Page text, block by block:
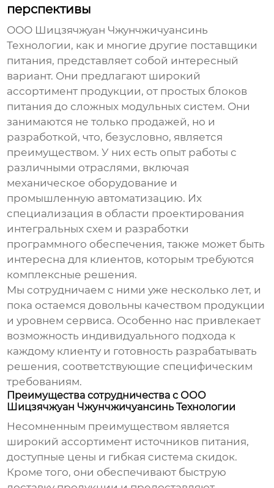
перспективы
ООО Шицзячжуан Чжунчжичуансинь
Технологии, как и многие другие поставщики
питания, представляет собой интересный
вариант. Они предлагают широкий
ассортимент продукции, от простых блоков
питания до сложных модульных систем. Они
занимаются не только продажей, но и
разработкой, что, безусловно, является
преимуществом. У них есть опыт работы с
различными отраслями, включая
механическое оборудование и
промышленную автоматизацию. Их
специализация в области проектирования
интегральных схем и разработки
программного обеспечения, также может быть
интересна для клиентов, которым требуются
комплексные решения.
Мы сотрудничаем с ними уже несколько лет, и
пока остаемся довольны качеством продукции
и уровнем сервиса. Особенно нас привлекает
возможность индивидуального подхода к
каждому клиенту и готовность разрабатывать
решения, соответствующие специфическим
требованиям.
Преимущества сотрудничества с ООО
Шицзячжуан Чжунчжичуансинь Технологии
Несомненным преимуществом является
широкий ассортимент источников питания,
доступные цены и гибкая система скидок.
Кроме того, они обеспечивают быструю